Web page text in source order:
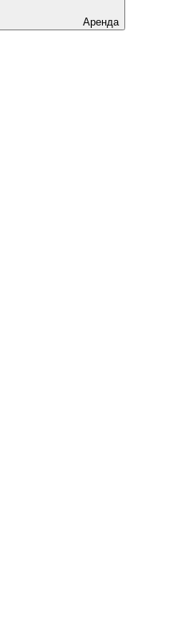
Аренда